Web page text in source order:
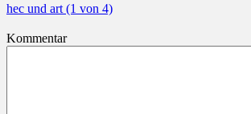
hec und art (1 von 4)
Kommentar